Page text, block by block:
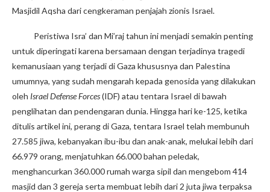
Masjidil Aqsha dari cengkeraman penjajah zionis Israel.
Peristiwa Isra’ dan Mi’raj tahun ini menjadi semakin penting
untuk diperingati karena bersamaan dengan terjadinya tragedi
kemanusiaan yang terjadi di Gaza khususnya dan Palestina
umumnya, yang sudah mengarah kepada genosida yang dilakukan
oleh Israel Defense Forces(IDF) atau tentara Israel di bawah
penglihatan dan pendengaran dunia. Hingga hari ke-125, ketika
ditulis artikel ini, perang di Gaza, tentara Israel telah membunuh
27.585 jiwa, kebanyakan ibu-ibu dan anak-anak, melukai lebih dari
66.979 orang, menjatuhkan 66.000 bahan peledak,
menghancurkan 360.000 rumah warga sipil dan mengebom 414
masjid dan 3 gereja serta membuat lebih dari 2 juta jiwa terpaksa